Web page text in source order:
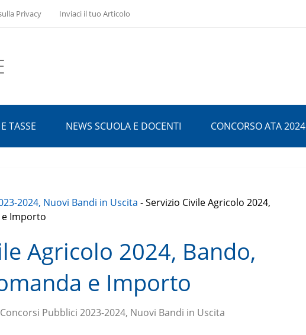
Privacy Inviaci il tuo Articolo
TASSE NEWS SCUOLA E DOCENTI CONCORSO ATA 2024
2024, Nuovi Bandi in Uscita -Servizio Civile Agricolo 2024,
e Importo
Agricolo 2024, Bando,
e Importo
Concorsi Pubblici 2023-2024, Nuovi Bandi in Uscita